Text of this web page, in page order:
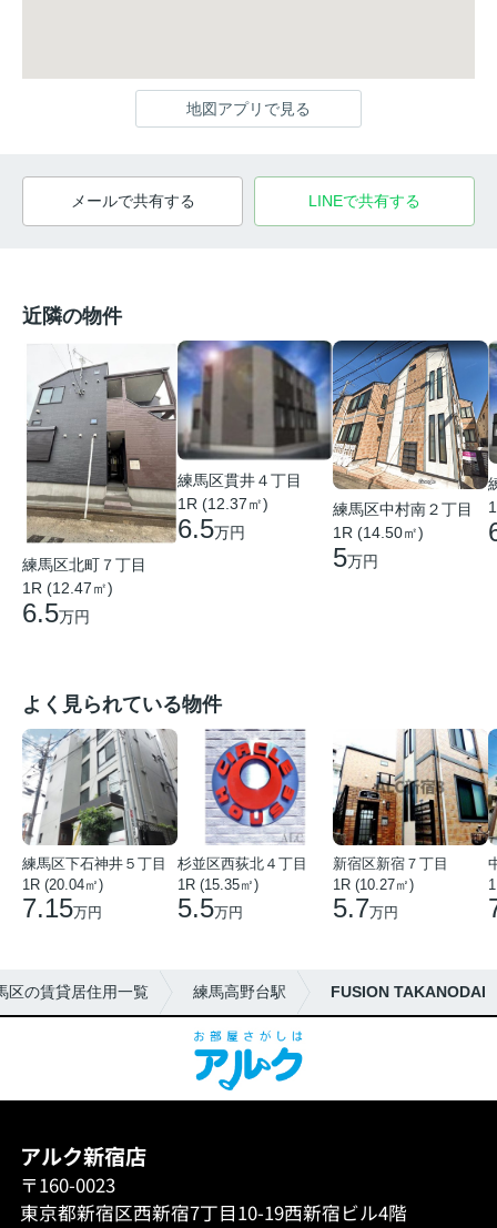
地図アプリで見る
メールで共有する LINEで共有する
近隣の物件
練馬区北町７丁目
1R (12.47㎡)
6.5万円
練馬区貫井４丁目
1R (12.37㎡)
6.5万円
練馬区中村南２丁目
1R (14.50㎡)
5万円
よく見られている物件
練馬区下石神井５丁目
1R (20.04㎡)
7.15万円
杉並区西荻北４丁目
1R (15.35㎡)
5.5万円
新宿区新宿７丁目
1R (10.27㎡)
5.7万円
区の賃貸居住用一覧 練馬高野台駅 FUSION TAKANODAI
アルク新宿店
〒160-0023
東京都新宿区西新宿7丁目10-19西新宿ビル4階